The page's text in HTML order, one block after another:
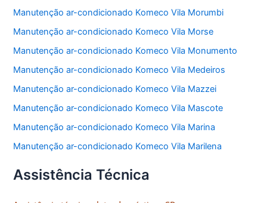
Manutenção ar-condicionado Komeco Vila Morumbi
Manutenção ar-condicionado Komeco Vila Morse
Manutenção ar-condicionado Komeco Vila Monumento
Manutenção ar-condicionado Komeco Vila Medeiros
Manutenção ar-condicionado Komeco Vila Mazzei
Manutenção ar-condicionado Komeco Vila Mascote
Manutenção ar-condicionado Komeco Vila Marina
Manutenção ar-condicionado Komeco Vila Marilena
Assistência Técnica